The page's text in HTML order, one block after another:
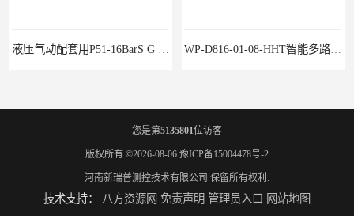
您是第5135801位访客
版权所有 ©2026-08-06 豫ICP备15004478号-2
河南新瑞普测控技术有限公司 保留所有权利.
技术支持： 八方资源网 免责声明 管理员入口 网站地图